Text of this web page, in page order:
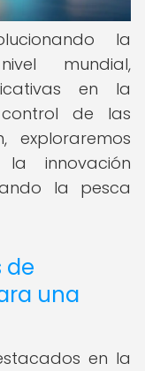
la
mundial,
en la
control de las
exploraremos
innovación
la pesca
de
una
en la